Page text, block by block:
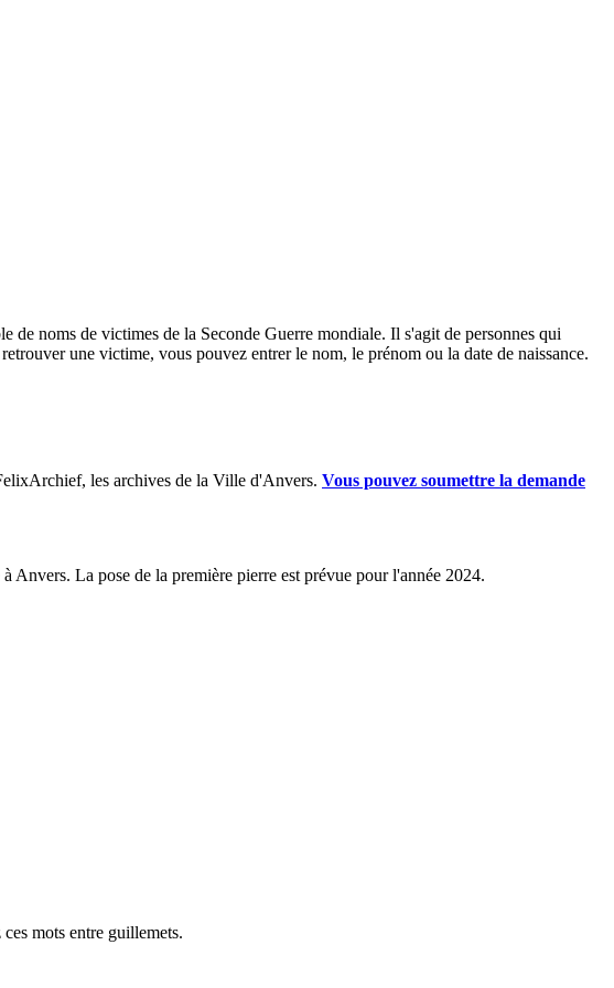
noms de victimes de la Seconde Guerre mondiale. Il s'agit de personnes qui
une victime, vous pouvez entrer le nom, le prénom ou la date de naissance.
les archives de la Ville d'Anvers. Vous pouvez soumettre la demande
La pose de la première pierre est prévue pour l'année 2024.
mots entre guillemets.